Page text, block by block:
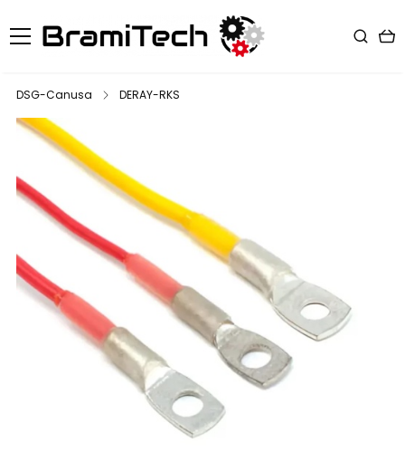
DSG-Canusa DERAY-RKS